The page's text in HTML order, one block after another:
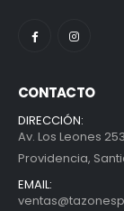
CONTACTO
DIRECCIÓN:
Av. Los Leones
Providencia,
EMAIL: